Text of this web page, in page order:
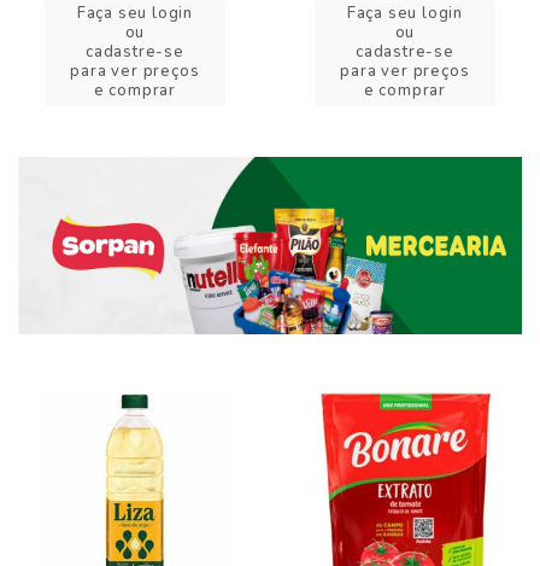
Faça seu login
ou
cadastre-se
para ver preços
e comprar
Faça seu login
ou
cadastre-se
para ver preços
e comprar